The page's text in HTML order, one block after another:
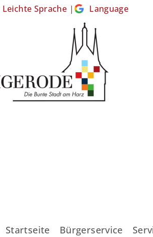
Leichte Sprache | Language
Startseite Bürgerservice